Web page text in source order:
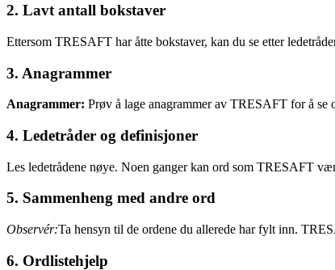
2. Lavt antall bokstaver
Ettersom TRESAFT har åtte bokstaver, kan du se etter
3. Anagrammer
Anagrammer: Prøv å lage anagrammer av TRESAFT for å se
4. Ledetråder og definisjoner
Les ledetrådene nøye. Noen ganger kan ord som TRESAFT
5. Sammenheng med andre ord
Observér:Ta hensyn til de ordene du allerede har fylt inn.
6. Ordlistehjelp